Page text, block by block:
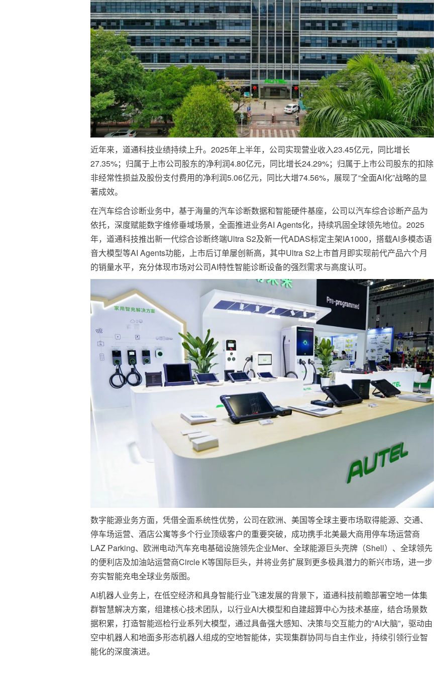
近年来，道通科技业绩持续上升。2025年上半年，公司实现营业收入23.45亿元，同比增长
27.35%；归属于上市公司股东的净利润4.80亿元，同比增长24.29%；归属于上市公司股东的扣除
非经常性损益及股份支付费用的净利润5.06亿元，同比大增74.56%，展现了“全面AI化”战略的显
著成效。
在汽车综合诊断业务中，基于海量的汽车诊断数据和智能硬件基座，公司以汽车综合诊断产品为
依托，深度赋能数字维修垂域场景，全面推进业务AI Agents化，持续巩固全球领先地位。2025
年，道通科技推出新一代综合诊断终端Ultra S2及新一代ADAS标定主架IA1000，搭载AI多模态语
音大模型等AI Agents功能，上市后订单屡创新高，其中Ultra S2上市首月即实现前代产品六个月
的销量水平，充分体现市场对公司AI特性智能诊断设备的强烈需求与高度认可。
数字能源业务方面，凭借全面系统性优势，公司在欧洲、美国等全球主要市场取得能源、交通、
停车场运营、酒店公寓等多个行业顶级客户的重要突破，成功携手北美最大商用停车场运营商
LAZ Parking、欧洲电动汽车充电基础设施领先企业Mer、全球能源巨头壳牌（Shell）、全球领先
的便利店及加油站运营商Circle K等国际巨头，并将业务扩展到更多极具潜力的新兴市场，进一步
夯实智能充电全球业务版图。
AI机器人业务上，在低空经济和具身智能行业飞速发展的背景下，道通科技前瞻部署空地一体集
群智慧解决方案，组建核心技术团队，以行业AI大模型和自建超算中心为技术基座，结合场景数
据积累，打造智能巡检行业系列大模型，通过具备强大感知、决策与交互能力的“AI大脑”，驱动由
空中机器人和地面多形态机器人组成的空地智能体，实现集群协同与自主作业，持续引领行业智
能化的深度演进。